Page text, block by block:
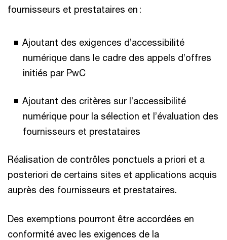
fournisseurs et prestataires en :
Ajoutant des exigences d’accessibilité
numérique dans le cadre des appels d’offres
initiés par PwC
Ajoutant des critères sur l’accessibilité
numérique pour la sélection et l’évaluation des
fournisseurs et prestataires
Réalisation de contrôles ponctuels a priori et a
posteriori de certains sites et applications acquis
auprès des fournisseurs et prestataires.
Des exemptions pourront être accordées en
conformité avec les exigences de la